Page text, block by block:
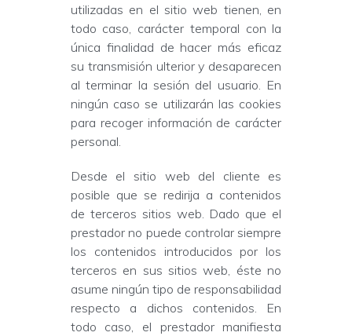
utilizadas en el sitio web tienen, en
todo caso, carácter temporal con la
única finalidad de hacer más eficaz
su transmisión ulterior y desaparecen
al terminar la sesión del usuario. En
ningún caso se utilizarán las cookies
para recoger información de carácter
personal.
Desde el sitio web del cliente es
posible que se redirija a contenidos
de terceros sitios web. Dado que el
prestador no puede controlar siempre
los contenidos introducidos por los
terceros en sus sitios web, éste no
asume ningún tipo de responsabilidad
respecto a dichos contenidos. En
todo caso, el prestador manifiesta